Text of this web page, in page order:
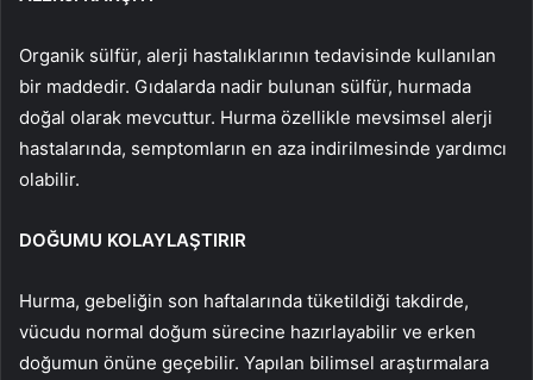
Organik sülfür, alerji hastalıklarının tedavisinde kullanılan
bir maddedir. Gıdalarda nadir bulunan sülfür, hurmada
doğal olarak mevcuttur. Hurma özellikle mevsimsel alerji
hastalarında, semptomların en aza indirilmesinde yardımcı
olabilir.
DOĞUMU KOLAYLAŞTIRIR
Hurma, gebeliğin son haftalarında tüketildiği takdirde,
vücudu normal doğum sürecine hazırlayabilir ve erken
doğumun önüne geçebilir. Yapılan bilimsel araştırmalara